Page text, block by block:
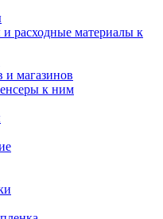
расходные материалы к
и магазинов
к ним